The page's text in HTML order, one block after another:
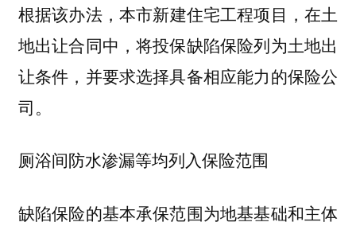
根据该办法， 本市新建住宅工程项目，在土
地出让合同中，将投保缺陷保险列为土地出
让条件，并要求选择具备相应能力的保险公
司。
厕浴间防水渗漏等均列入保险范围
缺陷保险的基本承保范围为地基基础和主体